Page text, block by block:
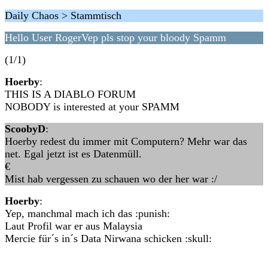
Daily Chaos > Stammtisch
Hello User RogerVep pls stop your bloody Spamm
(1/1)
Hoerby:
THIS IS A DIABLO FORUM
NOBODY is interested at your SPAMM
ScoobyD:
Hoerby redest du immer mit Computern? Mehr war das
net. Egal jetzt ist es Datenmüll.
€
Mist hab vergessen zu schauen wo der her war :/
Hoerby:
Yep, manchmal mach ich das :punish:
Laut Profil war er aus Malaysia
Mercie für´s in´s Data Nirwana schicken :skull: